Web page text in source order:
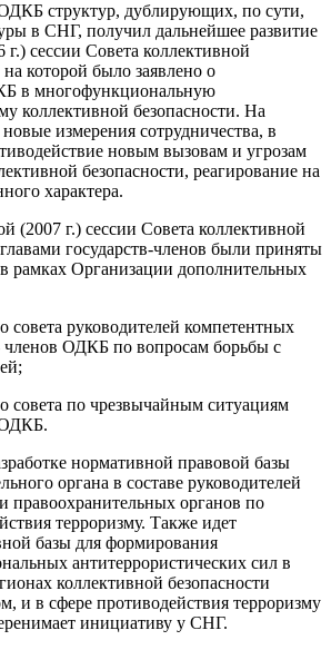
структур, дублирующих, по сути,
в СНГ, получил дальнейшее развитие
сессии Совета коллективной
которой было заявлено о
в многофункциональную
коллективной безопасности. На
измерения сотрудничества, в
новым вызовам и угрозам
безопасности, реагирование на
характера.
(2007 г.) сессии Совета коллективной
государств-членов были приняты
рамках Организации дополнительных
совета руководителей компетентных
членов ОДКБ по вопросам борьбы с
совета по чрезвычайным ситуациям
ОДКБ.
нормативной правовой базы
органа в составе руководителей
правоохранительных органов по
терроризму. Также идет
базы для формирования
антитеррористических сил в
коллективной безопасности
и в сфере противодействия терроризму
инициативу у СНГ.